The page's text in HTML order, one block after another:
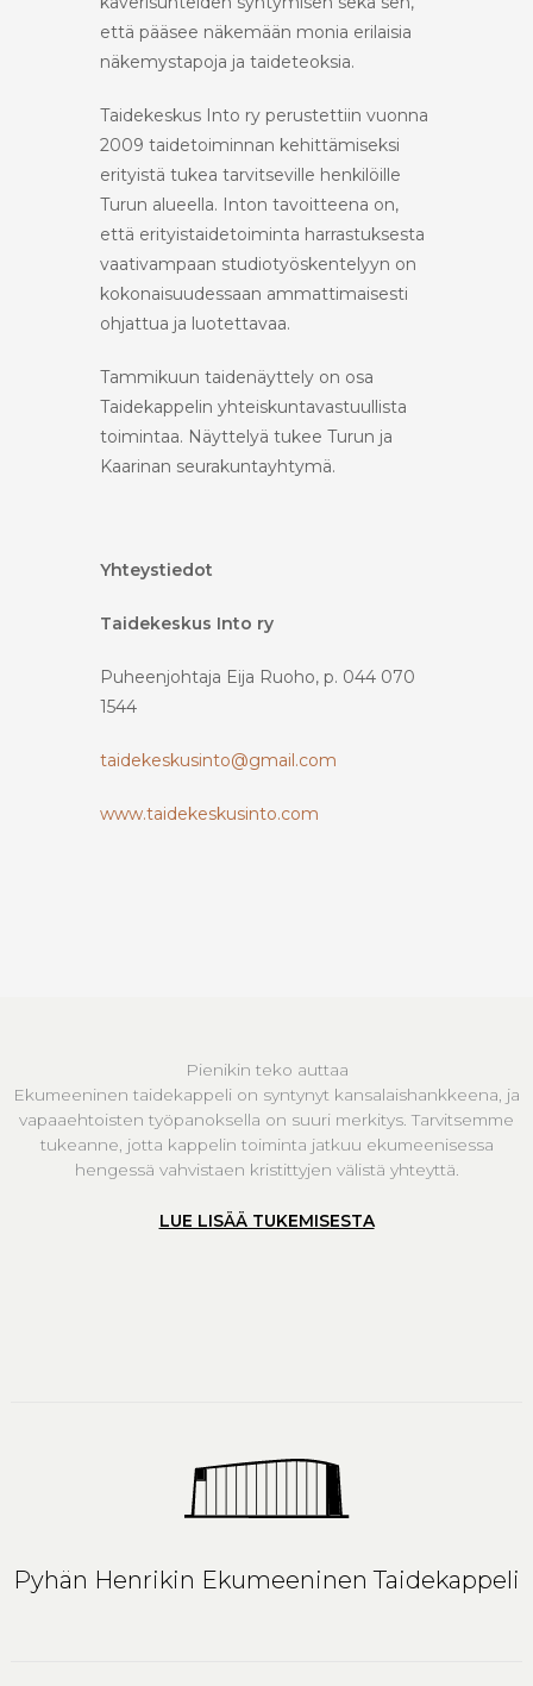
että pääsee näkemään monia erilaisia
näkemystapoja ja taideteoksia.
Taidekeskus Into ry perustettiin vuonna
2009 taidetoiminnan kehittämiseksi
erityistä tukea tarvitseville henkilöille
Turun alueella. Inton tavoitteena on,
että erityistaidetoiminta harrastuksesta
vaativampaan studiotyöskentelyyn on
kokonaisuudessaan ammattimaisesti
ohjattua ja luotettavaa.
Tammikuun taidenäyttely on osa
Taidekappelin yhteiskuntavastuullista
toimintaa. Näyttelyä tukee Turun ja
Kaarinan seurakuntayhtymä.
Yhteystiedot
Taidekeskus Into ry
Puheenjohtaja Eija Ruoho, p. 044 070
1544
taidekeskusinto@gmail.com
www.taidekeskusinto.com
Pienikin teko auttaa
Ekumeeninen taidekappeli on syntynyt kansalaishankkeena, ja
vapaaehtoisten työpanoksella on suuri merkitys. Tarvitsemme
tukeanne, jotta kappelin toiminta jatkuu ekumeenisessa
hengessä vahvistaen kristittyjen välistä yhteyttä.
LUE LISÄÄ TUKEMISESTA
Pyhän Henrikin Ekumeeninen Taidekappeli